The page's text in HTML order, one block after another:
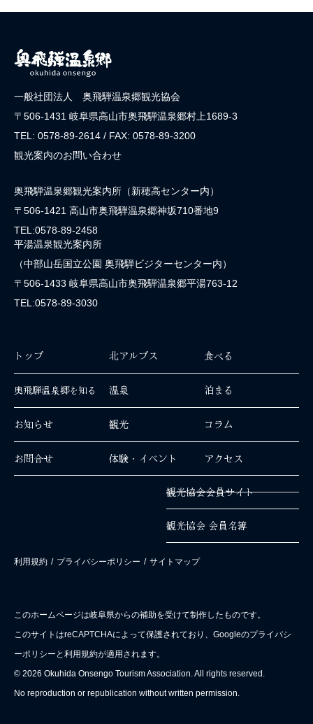
一般社団法人 奥飛騨温泉郷観光協会
〒506-1431 岐阜県高山市奥飛騨温泉郷村上1689-3
TEL: 0578-89-2614 / FAX: 0578-89-3200
観光案内のお問い合わせ
奥飛騨温泉郷観光案内所（新穂高センター内）
〒506-1421 高山市奥飛騨温泉郷神坂710番地9
TEL:0578-89-2458
平湯温泉観光案内所
（中部山岳国立公園 奥飛騨ビジターセンター内）
〒506-1433 岐阜県高山市奥飛騨温泉郷平湯763-12
TEL:0578-89-3030
トップ
奥飛騨温泉郷を知る
お知らせ
お問合せ
北アルプス
温泉
観光
体験・イベント
食べる
泊まる
コラム
アクセス
観光協会会員サイト
観光協会 会員名簿
利用規約 / プライバシーポリシー / サイトマップ
このホームページは岐阜県からの補助を受けて制作したものです。
このサイトはreCAPTCHAによって保護されており、Googleのプライバシ
ーポリシーと利用規約が適用されます。
© 2026 Okuhida Onsengo Tourism Association. All rights reserved.
No reproduction or republication without written permission.